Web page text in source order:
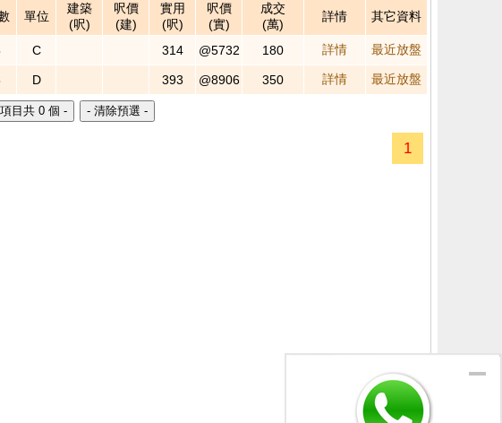
單位
建築
(呎)
呎價
(建)
實用
(呎)
呎價
(實)
成交
(萬)
詳情 其它資料
C 314 @5732 180 詳情 最近放盤
D 393 @8906 350 詳情 最近放盤
1